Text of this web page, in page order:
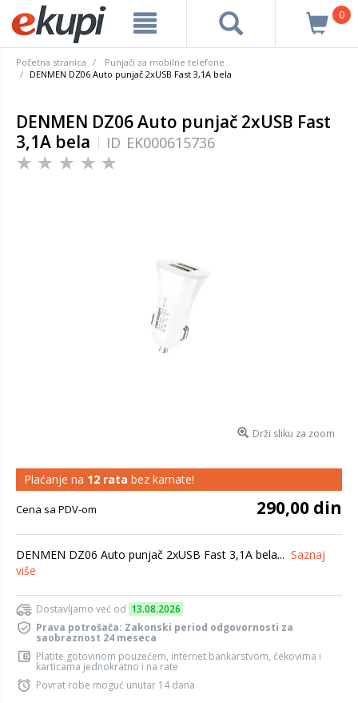
0
Početna stranica
Punjači za mobilne telefone
DENMEN DZ06 Auto punjač 2xUSB Fast 3,1A bela
DENMEN DZ06 Auto punjač 2xUSB Fast
3,1A bela
ID EK000615736
Drži sliku za zoom
Plaćanje na 12 rata bez kamate!
Cena sa PDV-om 290,00 din
DENMEN DZ06 Auto punjač 2xUSB Fast 3,1A bela... Saznaj
više
Dostavljamo već od 13.08.2026
Prava potrošača: Zakonski period odgovornosti za
saobraznost 24 meseca
Platite gotovinom pouzećem, internet bankarstvom, čekovima i
karticama jednokratno i na rate
Povrat robe moguć unutar 14 dana